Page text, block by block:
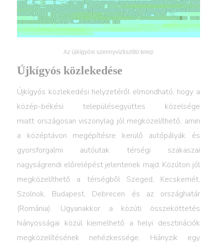
Az újkígyósi szennyvíztisztító telep
Újkígyós közlekedése
Újkígyós közlekedési helyzetéről elmondható, hogy a
közép-békési településegyüttes közelsége
miatt országosan viszonylag jól megközelíthető, amin
a középtávon megépítésre kerülő autópályák és
gyorsforgalmi autóutak térségi szakaszai
nagyságrendi előrelépést jelentenek majd. Közúton jól
megközelíthető a térségből Szeged, Kecskemét,
Szolnok, Budapest, Debrecen és az országhatár
(Románia). Ugyanakkor a közúti összeköttetés
hiányosságai közül kiemelhető a helyi desztinációk
megközelítésének nehézkessége. Hiányzik egy